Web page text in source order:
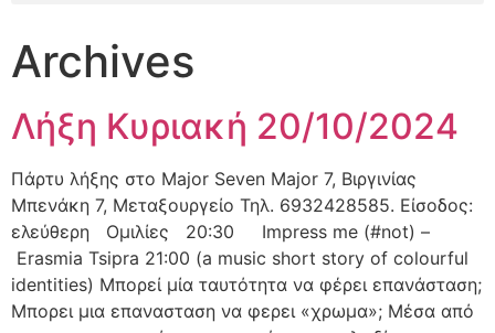
Archives
Λήξη Κυριακή 20/10/2024
Πάρτυ λήξης στο Major Seven Major 7, Βιργινίας
Μπενάκη 7, Μεταξουργείο Τηλ. 6932428585. Είσοδος:
ελεύθερη Oμιλίες 20:30 Impress me (#not) –
Erasmia Tsipra 21:00 (a music short story of colourful
identities) Μπορεί μία ταυτότητα να φέρει επανάσταση;
Μπορει μια επανασταση να φερει «χρωμα»; Μέσα από